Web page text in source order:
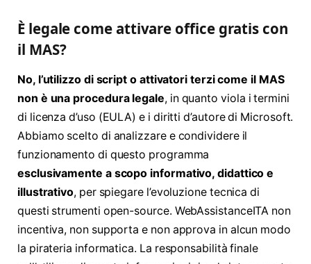
È legale come attivare office gratis con
il MAS?
No, l’utilizzo di script o attivatori terzi come il MAS
non è una procedura legale, in quanto viola i termini
di licenza d’uso (EULA) e i diritti d’autore di Microsoft.
Abbiamo scelto di analizzare e condividere il
funzionamento di questo programma
esclusivamente a scopo informativo, didattico e
illustrativo, per spiegare l’evoluzione tecnica di
questi strumenti open-source. WebAssistanceITA non
incentiva, non supporta e non approva in alcun modo
la pirateria informatica. La responsabilità finale